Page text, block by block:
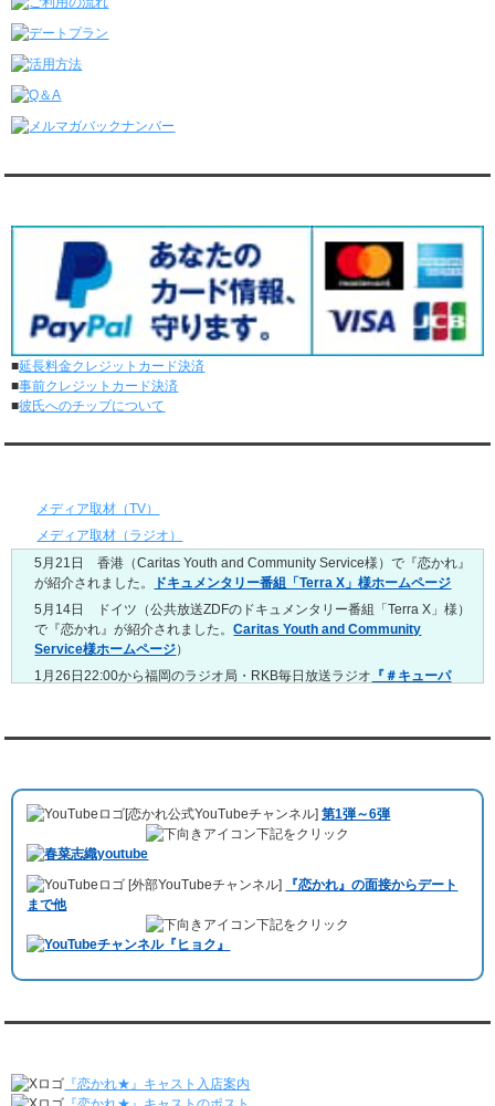
レンタル彼氏と2回のオンラインデートがありました。
6/15～6/21
レンタル彼氏と188回の通常デートがありました。
レンタル彼氏と4回のオンラインデートがありました。
6/8～6/14
レンタル彼氏と161回の通常デートがありました。
レンタル彼氏と172回の通常デートがありました。
レンタル彼氏と0回のオンラインデートがありました。
5/18～5/24
レンタル彼氏と153回の通常デートがありました。
レンタル彼氏と1回のオンラインデートがありました。
5/11～5/17
レンタル彼氏と164回の通常デートがありました。
レンタル彼氏と2回のオンラインデートがありました。
4/27～5/3
レンタル彼氏と155回の通常デートがありました。
レンタル彼氏と1回のオンラインデートがありました。
4/20～4/26
レンタル彼氏と159回の通常デートがありました。
レンタル彼氏と3回のオンラインデートがありました。
4/13～4/19
レンタル彼氏と165回の通常デートがありました。
レンタル彼氏と2回のオンラインデートがありました。
レンタル彼氏と1回のオンラインデートがありました。
レンタル彼氏と168回の通常デートがありました。
レンタル彼氏と2回のオンラインデートがありました。
レンタル彼氏と175回の通常デートがありました。
レンタル彼氏と3回のオンラインデートがありました。
3/16～3/22
レンタル彼氏と182回の通常デートがありました。
レンタル彼氏と2回のオンラインデートがありました。
レンタル彼氏と191回の通常デートがありました。
2/23～3/1
■延長料金クレジットカード決済
■事前クレジットカード決済
■彼氏へのチップについて
メディア取材（TV）
メディア取材（ラジオ）
5月21日 香港（Caritas Youth and Community Service様）で『恋かれ』
が紹介されました。
ドキュメンタリー番組「Terra X」様ホームページ
5月14日 ドイツ（公共放送ZDFのドキュメンタリー番組「Terra X」様）
で『恋かれ』が紹介されました。Caritas Youth and Community
Service様ホームページ）
1月26日22:00から福岡のラジオ局・RKB毎日放送ラジオ 『＃キューパ
さんの軽快な語り口調で、事務局児玉がレンタル彼氏のエピソードなど
ました。レポーターはRTL局カロリナ
チ公前集合→Umami Burger（青山店） →表参道の約3時間のデートを楽
しみました。
いただきました。大阪海遊館デートで立花理(27)くんがレンタルされまし
た。
ABEMA「声優と夜あそび繋」で取材依頼されました。
[恋かれ公式YouTubeチャンネル]第1弾～6弾
下記をクリック
[外部YouTubeチャンネル]
『恋かれ』の面接からデート
まで他
下記をクリック
『恋かれ★』キャスト入店案内